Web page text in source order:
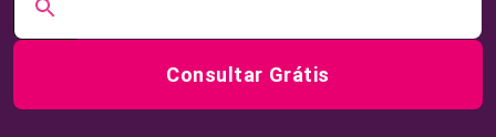
Consultar Grátis